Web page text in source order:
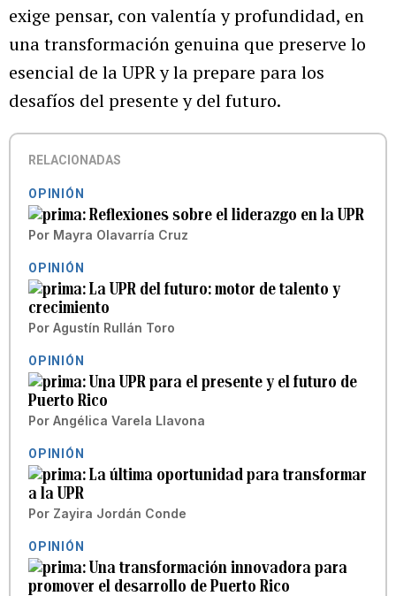
exige pensar, con valentía y profundidad, en
una transformación genuina que preserve lo
esencial de la UPR y la prepare para los
desafíos del presente y del futuro.
RELACIONADAS
OPINIÓN
Reflexiones sobre el liderazgo en la UPR
Por Mayra Olavarría Cruz
OPINIÓN
La UPR del futuro: motor de talento y
crecimiento
Por Agustín Rullán Toro
OPINIÓN
Una UPR para el presente y el futuro de
Puerto Rico
Por Angélica Varela Llavona
OPINIÓN
La última oportunidad para transformar
a la UPR
Por Zayira Jordán Conde
OPINIÓN
Una transformación innovadora para
promover el desarrollo de Puerto Rico